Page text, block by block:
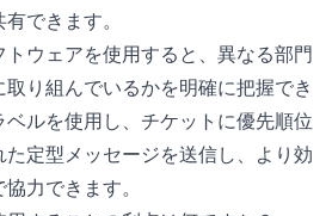
できます。
ウェアを使用すると、異なる部門
り組んでいるかを明確に把握でき
ベルを使用し、チケットに優先順位
定型メッセージを送信し、より効
力できます。